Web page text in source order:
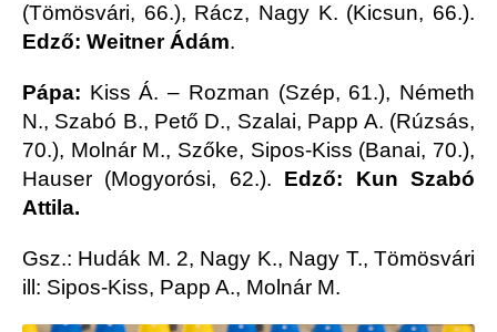
(Tömösvári, 66.), Rácz, Nagy K. (Kicsun, 66.).
Edző: Weitner Ádám.
Pápa: Kiss Á. – Rozman (Szép, 61.), Németh
N., Szabó B., Pető D., Szalai, Papp A. (Rúzsás,
70.), Molnár M., Szőke, Sipos-Kiss (Banai, 70.),
Hauser (Mogyorósi, 62.). Edző: Kun Szabó
Attila.
Gsz.: Hudák M. 2, Nagy K., Nagy T., Tömösvári
ill: Sipos-Kiss, Papp A., Molnár M.